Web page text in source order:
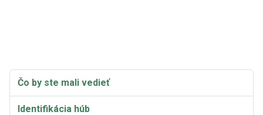
Čo by ste mali vedieť
Identifikácia húb